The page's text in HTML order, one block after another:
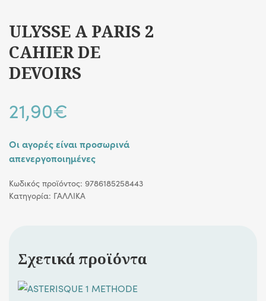
ULYSSE A PARIS 2
CAHIER DE
DEVOIRS
21,90€
Οι αγορές είναι προσωρινά
απενεργοποιημένες
Κωδικός προϊόντος: 9786185258443
Κατηγορία: ΓΑΛΛΙΚΑ
Σχετικά προϊόντα